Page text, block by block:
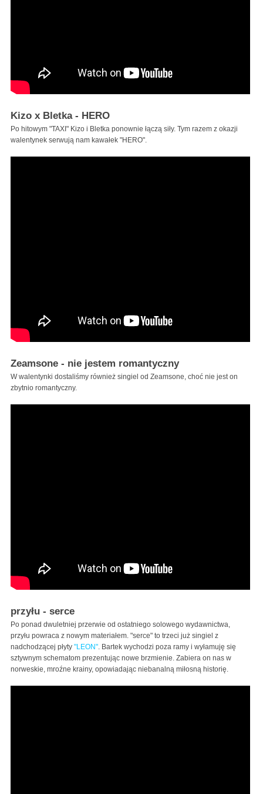
Kizo x Bletka - HERO
Po hitowym "TAXI" Kizo i Bletka ponownie łączą siły. Tym razem z okazji
walentynek serwują nam kawałek "HERO".
Zeamsone - nie jestem romantyczny
W walentynki dostaliśmy również singiel od Zeamsone, choć nie jest on
zbytnio romantyczny.
przyłu - serce
Po ponad dwuletniej przerwie od ostatniego solowego wydawnictwa,
przyłu powraca z nowym materiałem. "serce" to trzeci już singiel z
nadchodzącej płyty "LEON". Bartek wychodzi poza ramy i wyłamuję się
sztywnym schematom prezentując nowe brzmienie. Zabiera on nas w
norweskie, mroźne krainy, opowiadając niebanalną miłosną historię.